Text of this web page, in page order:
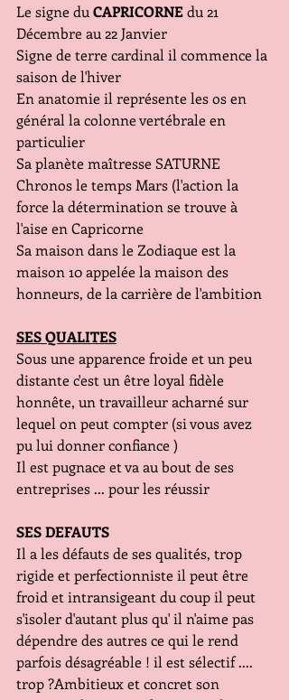
Le signe du CAPRICORNE du 21
Décembre au 22 Janvier
Signe de terre cardinal il commence la
saison de l'hiver
En anatomie il représente les os en
général la colonne vertébrale en
particulier
Sa planète maîtresse SATURNE
Chronos le temps Mars (l'action la
force la détermination se trouve à
l'aise en Capricorne
Sa maison dans le Zodiaque est la
maison 10 appelée la maison des
honneurs, de la carrière de l'ambition
SES QUALITES
Sous une apparence froide et un peu
distante c'est un être loyal fidèle
honnête, un travailleur acharné sur
lequel on peut compter (si vous avez
pu lui donner confiance )
Il est pugnace et va au bout de ses
entreprises ... pour les réussir
SES DEFAUTS
Il a les défauts de ses qualités, trop
rigide et perfectionniste il peut être
froid et intransigeant du coup il peut
s'isoler d'autant plus qu' il n'aime pas
dépendre des autres ce qui le rend
parfois désagréable ! il est sélectif ....
trop ?Ambitieux et concret son